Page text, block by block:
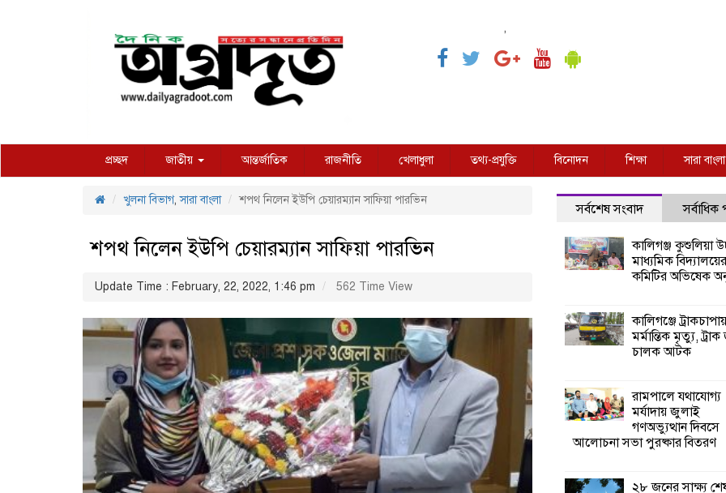
,
প্রচ্ছদ জাতীয় আন্তর্জাতিক রাজনীতি খেলাধুলা তথ্য-প্রযুক্তি বিনোদন শিক্ষা সারা বাংলা
খুলনা বিভাগ,সারা বাংলা শপথ নিলেন ইউপি চেয়ারম্যান সাফিয়া পারভিন
শপথ নিলেন ইউপি চেয়ারম্যান সাফিয়া পারভিন
Update Time : February, 22, 2022, 1:46 pm 562 Time View
সর্বশেষ সংবাদ সর্বাধিক
কালিগঞ্জ কুশুলিয়া
মাধ্যমিক বিদ্যালয়ের
কমিটির অভিষেক
কালিগঞ্জে
মর্মান্তিক মৃত্যু,
চালক আটক
রামপালে যথাযোগ্য
মর্যাদায় জুলাই
গণঅভ্যুত্থান দিবসে
আলোচনা সভা পুরষ্কার বিতরণ
২৮ জনের সাক্ষ্য